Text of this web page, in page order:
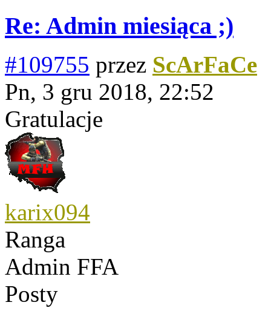
Re: Admin miesiąca ;)
#109755 przez ScArFaCe
Pn, 3 gru 2018, 22:52
Gratulacje
karix094
Ranga
Admin FFA
Posty